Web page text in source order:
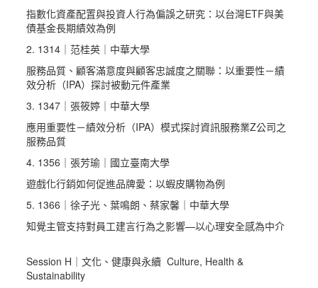
指數化資產配置與投資人行為偏誤之研究：以台灣ETF與美
債基金長期績效為例
2. 1314｜范桂英｜中華大學
服務品質、顧客滿意度與顧客忠誠度之關聯：以重要性－績
效分析（IPA）探討被動元件產業
3. 1347｜張筱婷｜中華大學
應用重要性－績效分析（IPA）模式探討資訊服務業Z公司之
服務品質
4. 1356｜張芳瑜｜國立臺南大學
遊戲化行銷如何促進品牌愛：以蝦皮購物為例
5. 1366｜徐子光、葉鳴朗、蔡家馨｜中華大學
知覺主管支持對員工建言行為之影響—以心理安全感為中介
Session H｜文化、健康與永續 Culture, Health &
Sustainability